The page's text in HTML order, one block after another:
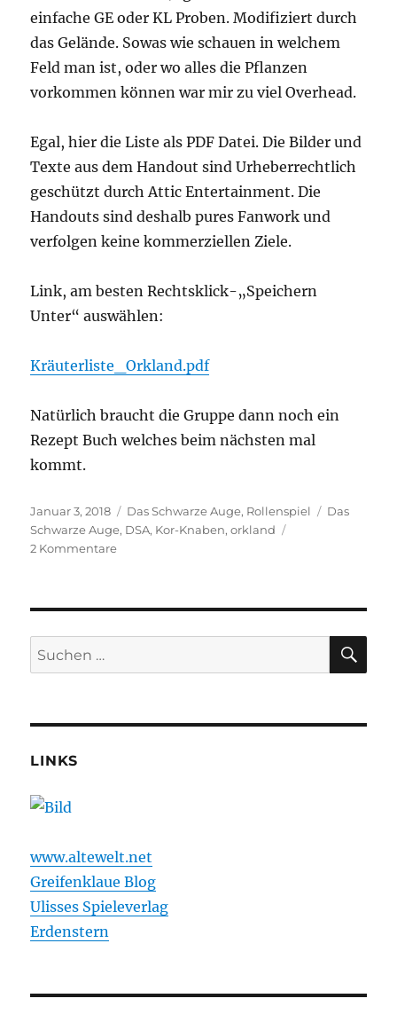
einfache GE oder KL Proben. Modifiziert durch
das Gelände. Sowas wie schauen in welchem
Feld man ist, oder wo alles die Pflanzen
vorkommen können war mir zu viel Overhead.
Egal, hier die Liste als PDF Datei. Die Bilder und
Texte aus dem Handout sind Urheberrechtlich
geschützt durch Attic Entertainment. Die
Handouts sind deshalb pures Fanwork und
verfolgen keine kommerziellen Ziele.
Link, am besten Rechtsklick-„Speichern
Unter“ auswählen:
Kräuterliste_Orkland.pdf
Natürlich braucht die Gruppe dann noch ein
Rezept Buch welches beim nächsten mal
kommt.
Veröffentlicht
am
Januar 3, 2018 Kategorien
Das Schwarze Auge, Rollenspiel
Das
Schwarze Auge, DSA, Kor-Knaben,orkland
2 Kommentarezu
Kräuterliste
Suchen
nach:
LINKS
www.altewelt.net
Greifenklaue Blog
Ulisses Spieleverlag
Erdenstern